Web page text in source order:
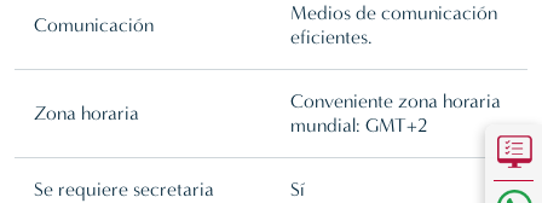
Comunicación
Medios de comunicación
eficientes.
Zona horaria
Conveniente zona horaria
mundial: GMT+2
Se requiere secretaria Sí